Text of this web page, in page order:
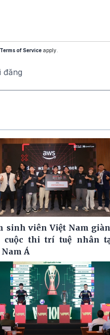
Terms of Service apply.
đăng
sinh viên Việt Nam
cuộc thi trí tuệ nhân
Á